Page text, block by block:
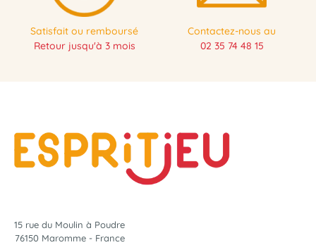
Satisfait ou remboursé
Retour jusqu'à 3 mois
Contactez-nous au
02 35 74 48 15
15 rue du Moulin à Poudre
76150 Maromme - France